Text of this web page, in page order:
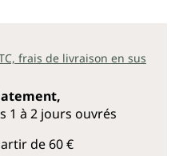
frais de livraison en sus
1 à 2 jours ouvrés
de 60 €